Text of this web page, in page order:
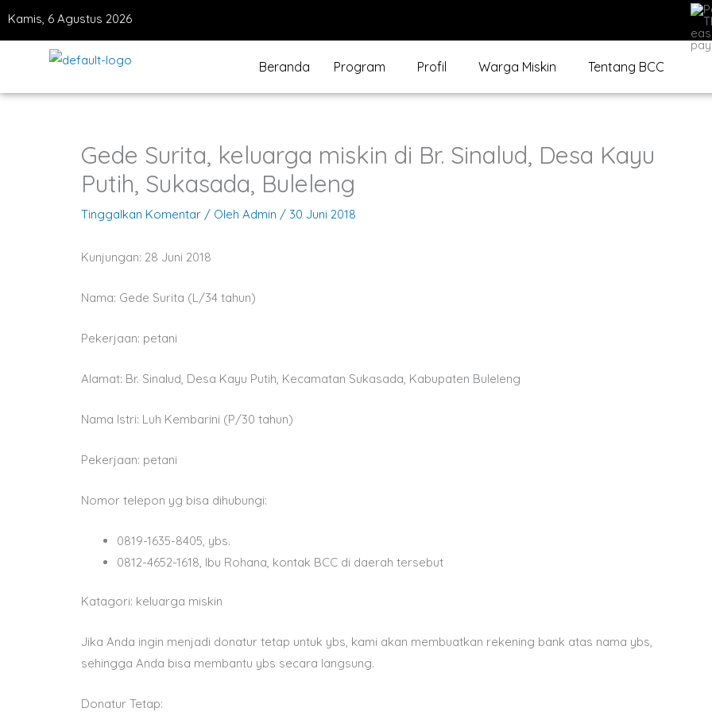
Kamis, 6 Agustus 2026
Beranda Program Profil Warga Miskin Tentang BCC
Gede Surita, keluarga miskin di Br. Sinalud, Desa Kayu
Putih, Sukasada, Buleleng
Tinggalkan Komentar / Oleh Admin / 30 Juni 2018
Kunjungan: 28 Juni 2018
Nama: Gede Surita (L/34 tahun)
Pekerjaan: petani
Alamat: Br. Sinalud, Desa Kayu Putih, Kecamatan Sukasada, Kabupaten Buleleng
Nama Istri: Luh Kembarini (P/30 tahun)
Pekerjaan: petani
Nomor telepon yg bisa dihubungi:
0819-1635-8405, ybs.
0812-4652-1618, Ibu Rohana, kontak BCC di daerah tersebut
Katagori: keluarga miskin
Jika Anda ingin menjadi donatur tetap untuk ybs, kami akan membuatkan rekening bank atas nama ybs,
sehingga Anda bisa membantu ybs secara langsung.
Donatur Tetap: